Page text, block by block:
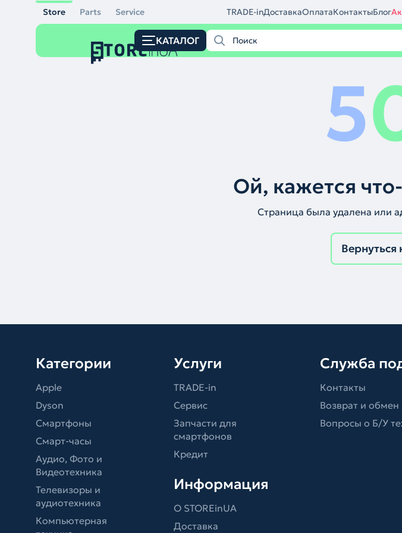
Store Parts Service TRADE-inДоставкаОплатаКонтактыБлог
КАТАЛОГ
5
Ой, кажется
Страница была удалена или
Вернуться
Категории
Apple
Dyson
Смартфоны
Смарт-часы
Аудио, Фото и
Видеотехника
Телевизоры и
аудиотехника
Компьютерная
Услуги
TRADE-in
Сервис
Запчасти для
смартфонов
Кредит
Информация
О STOREinUA
Доставка
Служба
Контакты
Возврат и обмен
Вопросы о Б/У